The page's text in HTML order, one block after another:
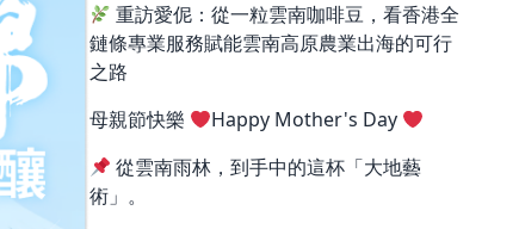
重訪愛伲：從一粒雲南咖啡豆，看香港全
鏈條專業服務賦能雲南高原農業出海的可行
之路
母親節快樂
Happy Mother's Day
從雲南雨林，到手中的這杯「大地藝
術」。